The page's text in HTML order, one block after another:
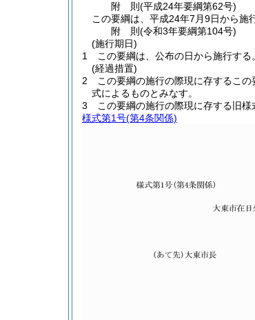
附 則(平成24年要綱第62号)
この要綱は、平成24年7月9日から施
附 則(令和3年要綱第104号)
(施行期日)
1
この要綱は、公布の日から施行する。
(経過措置)
2
この要綱の施行の際現に存するこ
式によるものとみなす。
3
この要綱の施行の際現に存する旧
様式第1号(第4条関係)